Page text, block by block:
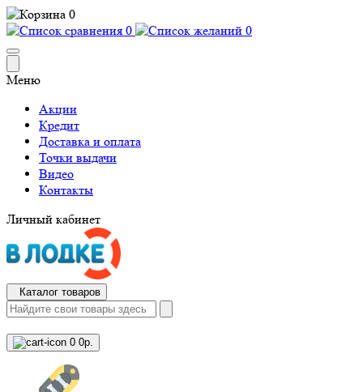
0
0
0
Меню
Акции
Кредит
Доставка и оплата
Точки выдачи
Видео
Контакты
Личный кабинет
Каталог товаров
0 0р.